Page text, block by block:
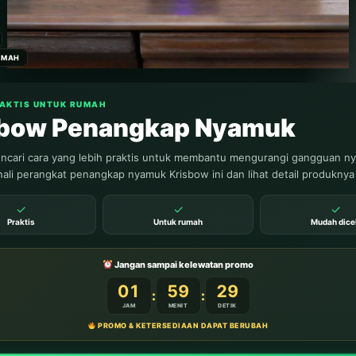
UNTUK RUMAH
Penangkap Nyamuk
cara yang lebih praktis untuk membantu mengurangi gangguan
perangkat penangkap nyamuk Krisbow ini dan lihat detail
✓
Praktis
✓
Untuk rumah
✓
Mudah
Jangan sampai kelewatan promo
01
JAM
: 59
MENIT
: 27
DETIK
PROMO & KETERSEDIAAN DAPAT BERUBAH